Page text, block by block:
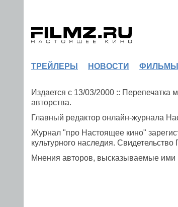
ТРЕЙЛЕРЫ НОВОСТИ ФИЛЬМЫ
Издается с 13/03/2000 :: Перепечатка
авторства.
Главный редактор онлайн-журнала
Журнал "про Настоящее кино"
культурного наследия.
Мнения авторов, высказываемые ими